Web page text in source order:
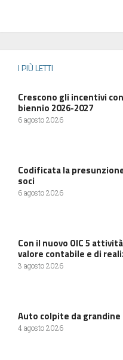
I PIÙ LETTI
Crescono gli incentivi
biennio 2026-2027
6 agosto 2026
Codificata la
soci
6 agosto 2026
Con il nuovo OIC 5
valore contabile e di
3 agosto 2026
Auto colpite da
4 agosto 2026